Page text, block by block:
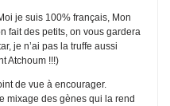
je suis 100% français, Mon
fait des petits, on vous gardera
je n’ai pas la truffe aussi
Atchoum !!!)
de vue à encourager.
mixage des gènes qui la rend